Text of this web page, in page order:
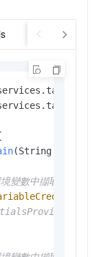
(String[] args)
變數中擷取憑證
進行